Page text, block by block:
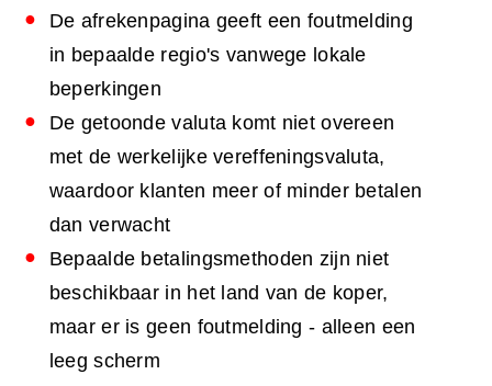
De afrekenpagina geeft een foutmelding
in bepaalde regio's vanwege lokale
beperkingen
De getoonde valuta komt niet overeen
met de werkelijke vereffeningsvaluta,
waardoor klanten meer of minder betalen
dan verwacht
Bepaalde betalingsmethoden zijn niet
beschikbaar in het land van de koper,
maar er is geen foutmelding - alleen een
leeg scherm